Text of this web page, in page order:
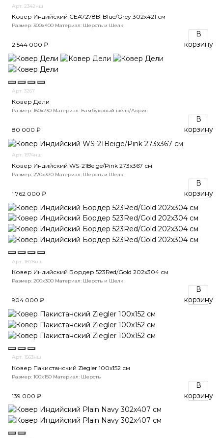
Арт. 2342нш
Ковер Индийский CEA7278B-Blue/Grey 302x421 см
Размер: 300x400 Материал: Шерсть и Шелк
2 544 000 ₽
В
корзину
Арт. 3267
Ковер Дели
Размер: 160х230 Материал: Бамбуковый шёлк/Акрил
80 000 ₽
В
корзину
Арт. 1974нш
Ковер Индийский WS-21Beige/Pink 273x367 см
Размер: 270x370 Материал: Шерсть и Шелк
1 762 000 ₽
В
корзину
Арт. 1878нш
Ковер Индийский Бордер 523Red/Gold 202x304 см
Размер: 200x300 Материал: Шерсть и Шелк
904 000 ₽
В
корзину
Арт. 1563нш
Ковер Пакистанский Ziegler 100x152 см
Размер: 100x150 Материал: Шерсть
139 000 ₽
В
корзину